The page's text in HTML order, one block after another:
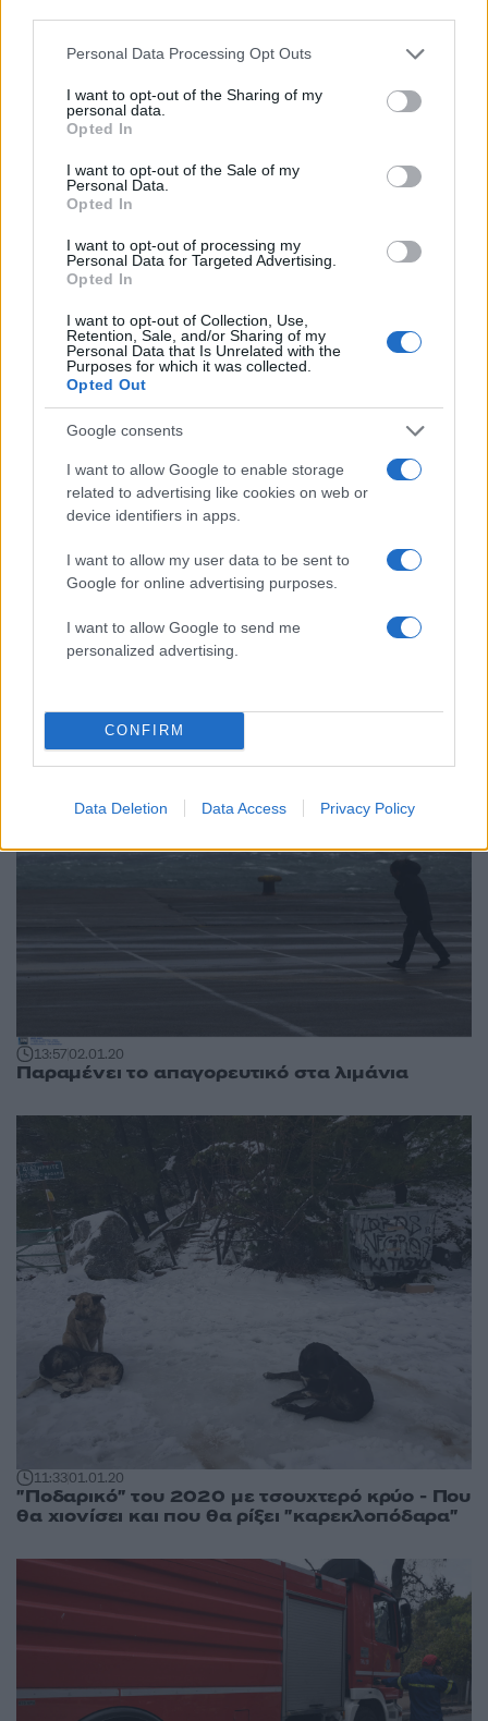
Please note that this website/app uses one or more Google
not limited to your visit or usage behaviour. You may click to
grant or deny consent to Google and its third-party tags to
use your data for below specified purposes in below Google
consent section.
Personal Data Processing Opt Outs
I want to opt-out of the Sharing of my
personal data.
Opted In
I want to opt-out of the Sale of my
Personal Data.
Opted In
I want to opt-out of processing my
Personal Data for Targeted Advertising.
Opted In
I want to opt-out of Collection, Use,
Retention, Sale, and/or Sharing of my
Personal Data that Is Unrelated with the
Purposes for which it was collected.
Opted Out
Google consents
I want to allow Google to enable storage
related to advertising like cookies on web or
device identifiers in apps.
I want to allow my user data to be sent to
Google for online advertising purposes.
I want to allow Google to send me
personalized advertising.
CONFIRM
Data Deletion Data Access Privacy Policy
13.01.20
Έρχεται η... πιο ψυχρή "εισβολή" απ' όλες!
Μέχρι και -12 στην Αττική
07:1613.01.20
13:5702.01.20
Παραμένει το απαγορευτικό στα λιμάνια
11:3301.01.20
"Ποδαρικό" του 2020 με τσουχτερό κρύο - Που
θα χιονίσει και που θα ρίξει "καρεκλοπόδαρα"